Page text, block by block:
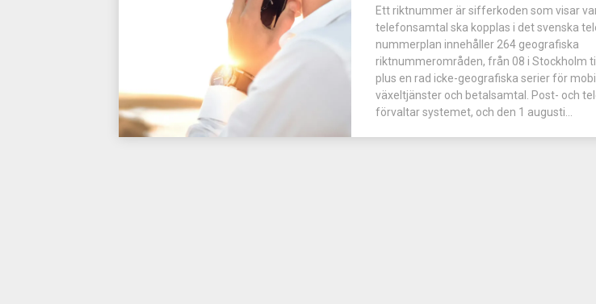
Ett riktnummer är sifferkoden som visar
telefonsamtal ska kopplas i det svenska
nummerplan innehåller 264 geografiska
riktnummerområden, från 08 i Stockholm
plus en rad icke-geografiska serier för
växeltjänster och betalsamtal. Post- och
förvaltar systemet, och den 1 augusti...